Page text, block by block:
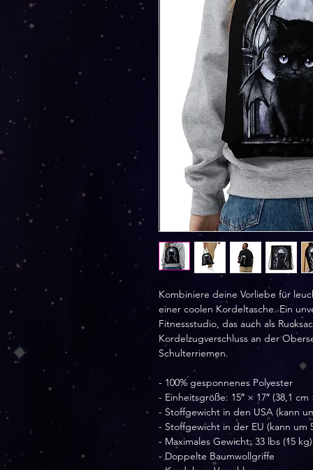
Kombiniere deine Vorliebe für
einer coolen Kordeltasche. Ein
Fitnessstudio, das auch als
Kordelzugverschluss an der
Schulterriemen.
- 100% gesponnenes Polyester
- Einheitsgröße: 15″ × 17″ (38,1 cm
- Stoffgewicht in den USA (kann
- Stoffgewicht in der EU (kann um
- Maximales Gewicht: 33 lbs (15 kg)
- Doppelte Baumwollgriffe